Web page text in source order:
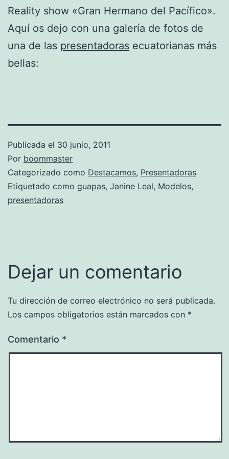
Reality show «Gran Hermano del Pacífico».
Aquí os dejo con una galería de fotos de
una de las presentadoras ecuatorianas más
bellas:
Publicada el 30 junio, 2011
Por boommaster
Categorizado como Destacamos, Presentadoras
Etiquetado como guapas, Janine Leal, Modelos,
presentadoras
Dejar un comentario
Tu dirección de correo electrónico no será publicada.
Los campos obligatorios están marcados con *
Comentario *